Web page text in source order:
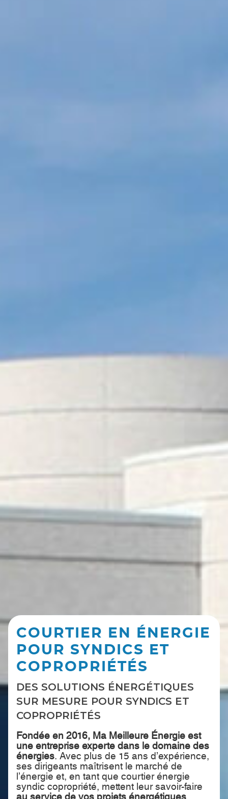
COURTIER EN ÉNERGIE
POUR SYNDICS ET
COPROPRIÉTÉS
DES SOLUTIONS ÉNERGÉTIQUES
SUR MESURE POUR SYNDICS ET
COPROPRIÉTÉS
Fondée en 2016, Ma Meilleure Énergie est
une entreprise experte dans le domaine des
énergies. Avec plus de 15 ans d’expérience,
ses dirigeants maîtrisent le marché de
l’énergie et, en tant que courtier énergie
syndic copropriété, mettent leur savoir-faire